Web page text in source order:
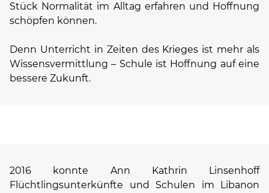
Stück Normalität im Alltag erfahren und Hoffnung
schöpfen können.
Denn Unterricht in Zeiten des Krieges ist mehr als
Wissensvermittlung – Schule ist Hoffnung auf eine
bessere Zukunft.
2016 konnte Ann Kathrin Linsenhoff
Flüchtlingsunterkünfte und Schulen im Libanon